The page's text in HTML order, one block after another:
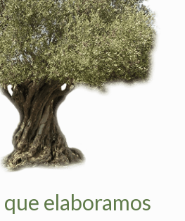
elaboramos